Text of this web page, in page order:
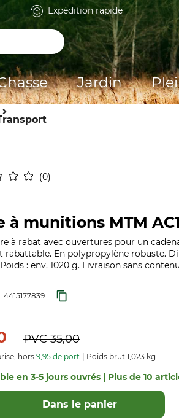
Expédition rapide
Jardin
0
à munitions MTM
à rabat avec ouvertures pour un
rabattable. En polypropylène robuste.
: env. 1020 g. Livraison sans
4415177839
PVC35,00
hors 9,95 de port Poids brut 1,023 kg
en 3-5 jours ouvrés | Plus de 10
Dans le panier